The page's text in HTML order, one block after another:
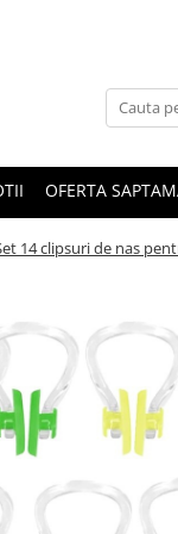
OFERTA
14 clipsuri de nas